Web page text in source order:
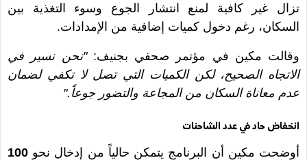
تزال غير كافية لمنع انتشار الجوع وسوء التغذية بين
السكان، رغم دخول كميات إضافية من الإمدادات.
وقالت مكين في مؤتمر صحفي بجنيف:"نحن نسير في
الاتجاه الصحيح، لكن الكميات التي تصل لا تكفي لضمان
عدم معاناة السكان من المجاعة والتضور جوعاً."
انخفاض حاد في عدد الشاحنات
أوضحت مكين أن البرنامج يتمكن حالياً من إدخال نحو 100